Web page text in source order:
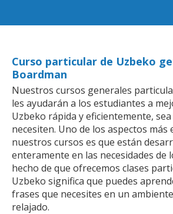
Curso particular de Uzbeko
Boardman
Nuestros cursos generales
les ayudarán a los estudiantes a
Uzbeko rápida y eficientemente,
necesiten. Uno de los aspectos más
nuestros cursos es que están
enteramente en las necesidades de
hecho de que ofrecemos clases
Uzbeko significa que puedes
frases que necesites en un
relajado.